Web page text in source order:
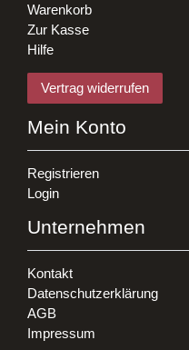
Warenkorb
Zur Kasse
Hilfe
Vertrag widerrufen
Mein Konto
Registrieren
Login
Unternehmen
Kontakt
Datenschutzerklärung
AGB
Impressum